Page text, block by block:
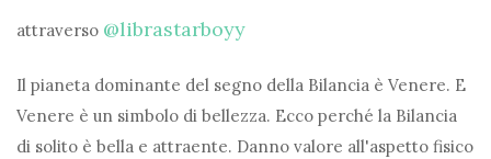
attraverso @librastarboyy
Il pianeta dominante del segno della Bilancia è Venere. E
Venere è un simbolo di bellezza. Ecco perché la Bilancia
di solito è bella e attraente. Danno valore all'aspetto fisico